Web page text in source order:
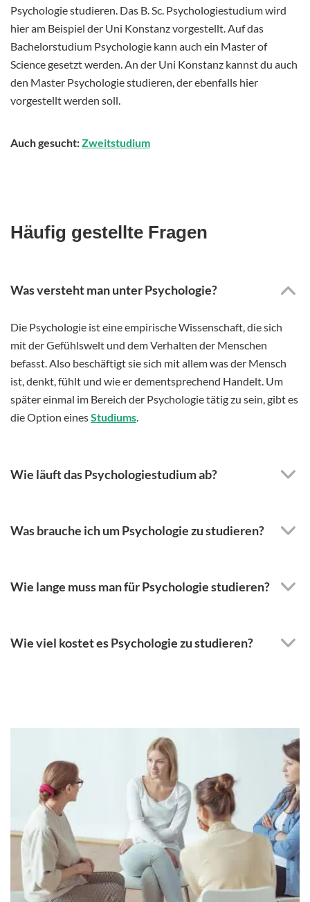
Psychologie studieren. Das B. Sc. Psychologiestudium wird
hier am Beispiel der Uni Konstanz vorgestellt. Auf das
Bachelorstudium Psychologie kann auch ein Master of
Science gesetzt werden. An der Uni Konstanz kannst du auch
den Master Psychologie studieren, der ebenfalls hier
vorgestellt werden soll.
Auch gesucht:Zweitstudium
Häufig gestellte Fragen
Was versteht man unter Psychologie?
Die Psychologie ist eine empirische Wissenschaft, die sich
mit der Gefühlswelt und dem Verhalten der Menschen
befasst. Also beschäftigt sie sich mit allem was der Mensch
ist, denkt, fühlt und wie er dementsprechend Handelt. Um
später einmal im Bereich der Psychologie tätig zu sein, gibt es
die Option einesStudiums.
Wie läuft das Psychologiestudium ab?
Was brauche ich um Psychologie zu studieren?
Wie lange muss man für Psychologie studieren?
Wie viel kostet es Psychologie zu studieren?